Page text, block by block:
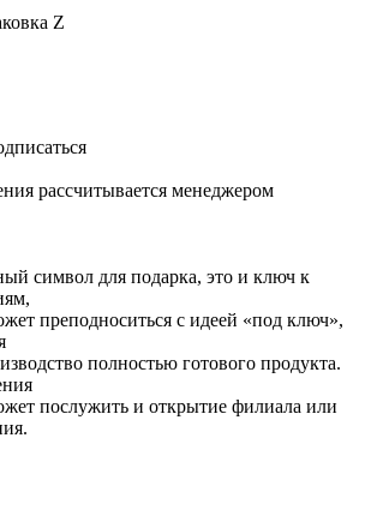
Z
рассчитывается менеджером
символ для подарка, это и ключ к
преподноситься с идеей «под ключ»,
полностью готового продукта.
послужить и открытие филиала или